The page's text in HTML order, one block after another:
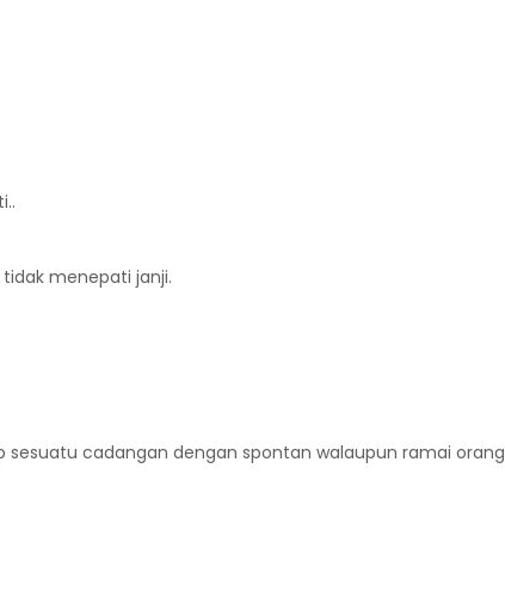
menepati janji.
cadangan dengan spontan walaupun ramai orang